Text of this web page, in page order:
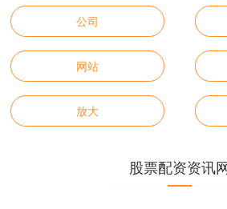
公司
网站
放大
股票配资资讯